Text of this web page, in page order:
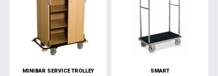
MINIBAR SERVICE TROLLEY SMART